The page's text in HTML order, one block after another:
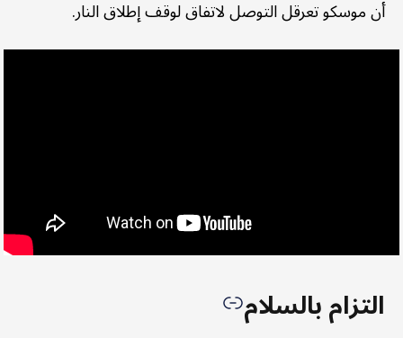
أن موسكو تعرقل التوصل لاتفاق لوقف إطلاق النار.
التزام بالسلام